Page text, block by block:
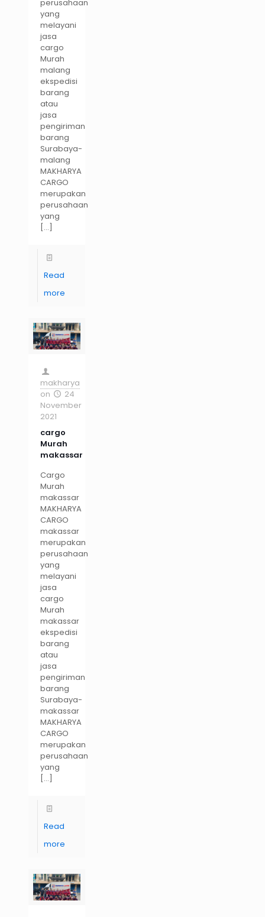
perusahaan
yang
melayani
jasa
cargo
Murah
malang
ekspedisi
barang
atau
jasa
pengiriman
barang
Surabaya-
malang
MAKHARYA
CARGO
merupakan
perusahaan
yang
[…]
Read
more
makharya
on
24
November
2021
cargo
Murah
makassar
Cargo
Murah
makassar
MAKHARYA
CARGO
makassar
merupakan
perusahaan
yang
melayani
jasa
cargo
Murah
makassar
ekspedisi
barang
atau
jasa
pengiriman
barang
Surabaya-
makassar
MAKHARYA
CARGO
merupakan
perusahaan
yang
[…]
Read
more